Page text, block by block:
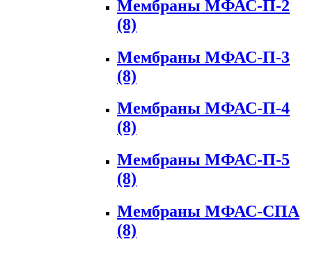
Мембраны МФАС-П-2
(8)
Мембраны МФАС-П-3
(8)
Мембраны МФАС-П-4
(8)
Мембраны МФАС-П-5
(8)
Мембраны МФАС-СПА
(8)